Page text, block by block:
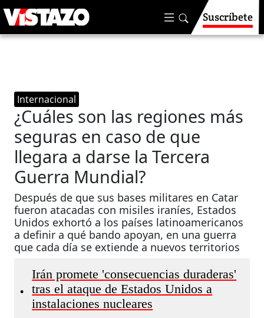
Suscríbete
Internacional
¿Cuáles son las regiones más
seguras en caso de que
llegara a darse la Tercera
Guerra Mundial?
Después de que sus bases militares en Catar
fueron atacadas con misiles iraníes, Estados
Unidos exhortó a los países latinoamericanos
a definir a qué bando apoyan, en una guerra
que cada día se extiende a nuevos territorios
•
Irán promete 'consecuencias duraderas'
tras el ataque de Estados Unidos a
instalaciones nucleares